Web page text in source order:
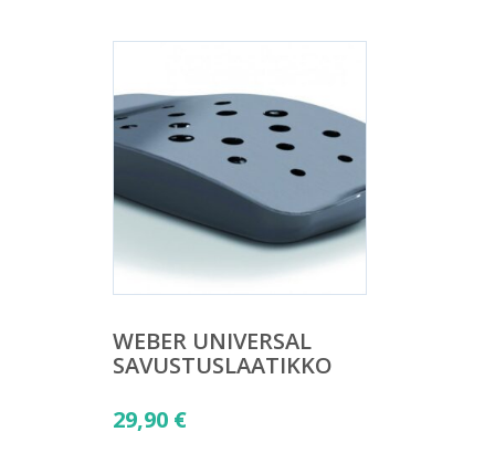
WEBER UNIVERSAL
SAVUSTUSLAATIKKO
29,90 €